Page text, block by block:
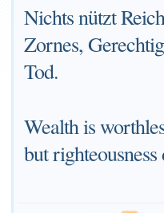
Nichts nützt
Zornes,
Tod.
Wealth is
but